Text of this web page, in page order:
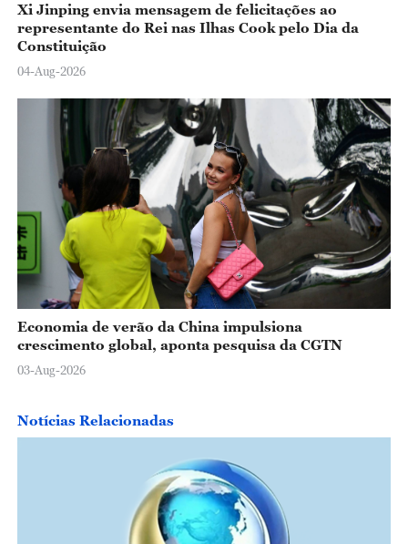
Xi Jinping envia mensagem de felicitações ao
representante do Rei nas Ilhas Cook pelo Dia da
Constituição
04-Aug-2026
Economia de verão da China impulsiona
crescimento global, aponta pesquisa da CGTN
03-Aug-2026
Notícias Relacionadas